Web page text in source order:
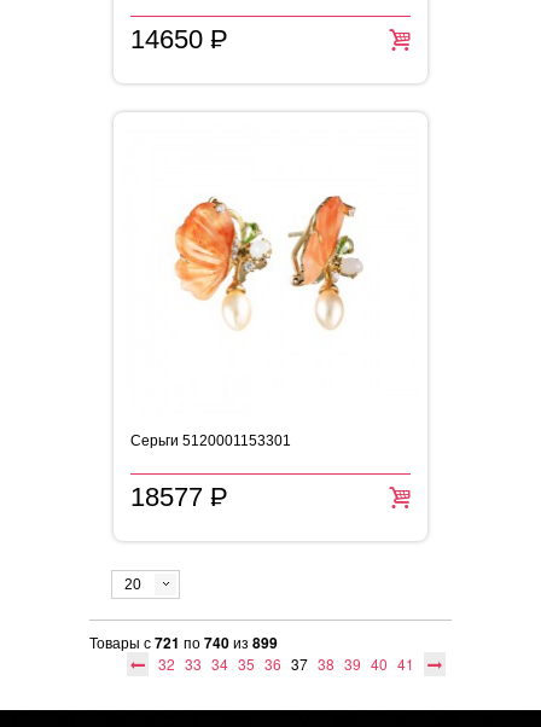
14650 =
P
Серьги 5120001153301
18577 =
P
20
Товары с721 по740из 899
32 33 34 35 36 37 38 39 40 41